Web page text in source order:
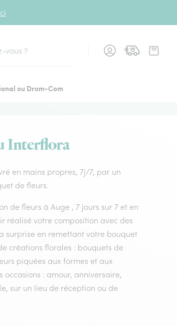
ou Drom-Com
Interflora
en mains propres, 7j/7, par un
de fleurs.
de fleurs à Auge , 7 jours sur 7 et en
réalisé votre composition avec des
surprise en remettant votre bouquet
créations florales : bouquets de
piquées aux formes et aux
occasions : amour, anniversaire,
sur un lieu de réception ou de